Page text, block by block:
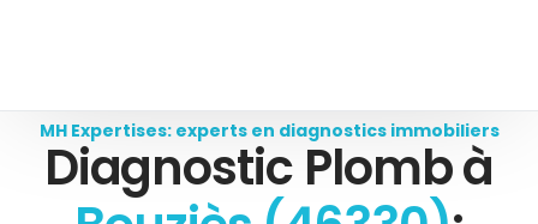
MH Expertises: experts en diagnostics immobiliers
Diagnostic Plomb à